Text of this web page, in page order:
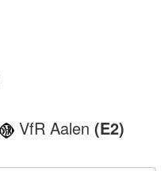
VfR Aalen (E2)